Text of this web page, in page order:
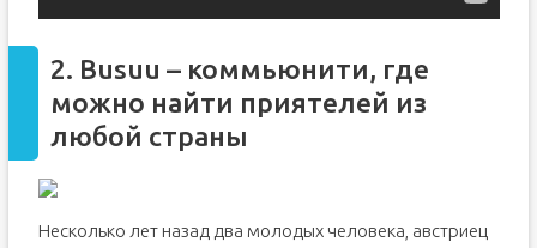
2. Busuu – коммьюнити, где
можно найти приятелей из
любой страны
Несколько лет назад два молодых человека, австриец